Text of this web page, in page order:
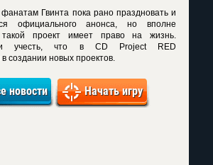
фанатам Гвинта пока рано праздновать и
официального анонса, но вполне
проект имеет право на жизнь.
учесть, что в CD Project RED
создании новых проектов.
новости Начать игру